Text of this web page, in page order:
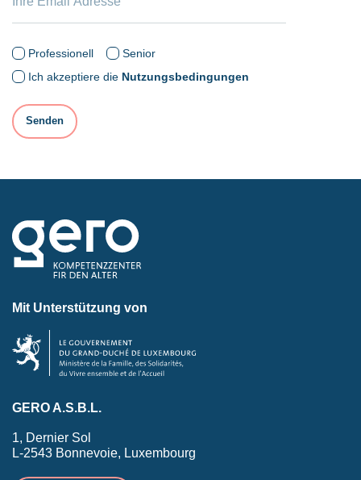
Professionell
Senior
Ich akzeptiere die Nutzungsbedingungen
Mit Unterstützung von
GERO A.S.B.L.
1, Dernier Sol
L-2543 Bonnevoie, Luxembourg